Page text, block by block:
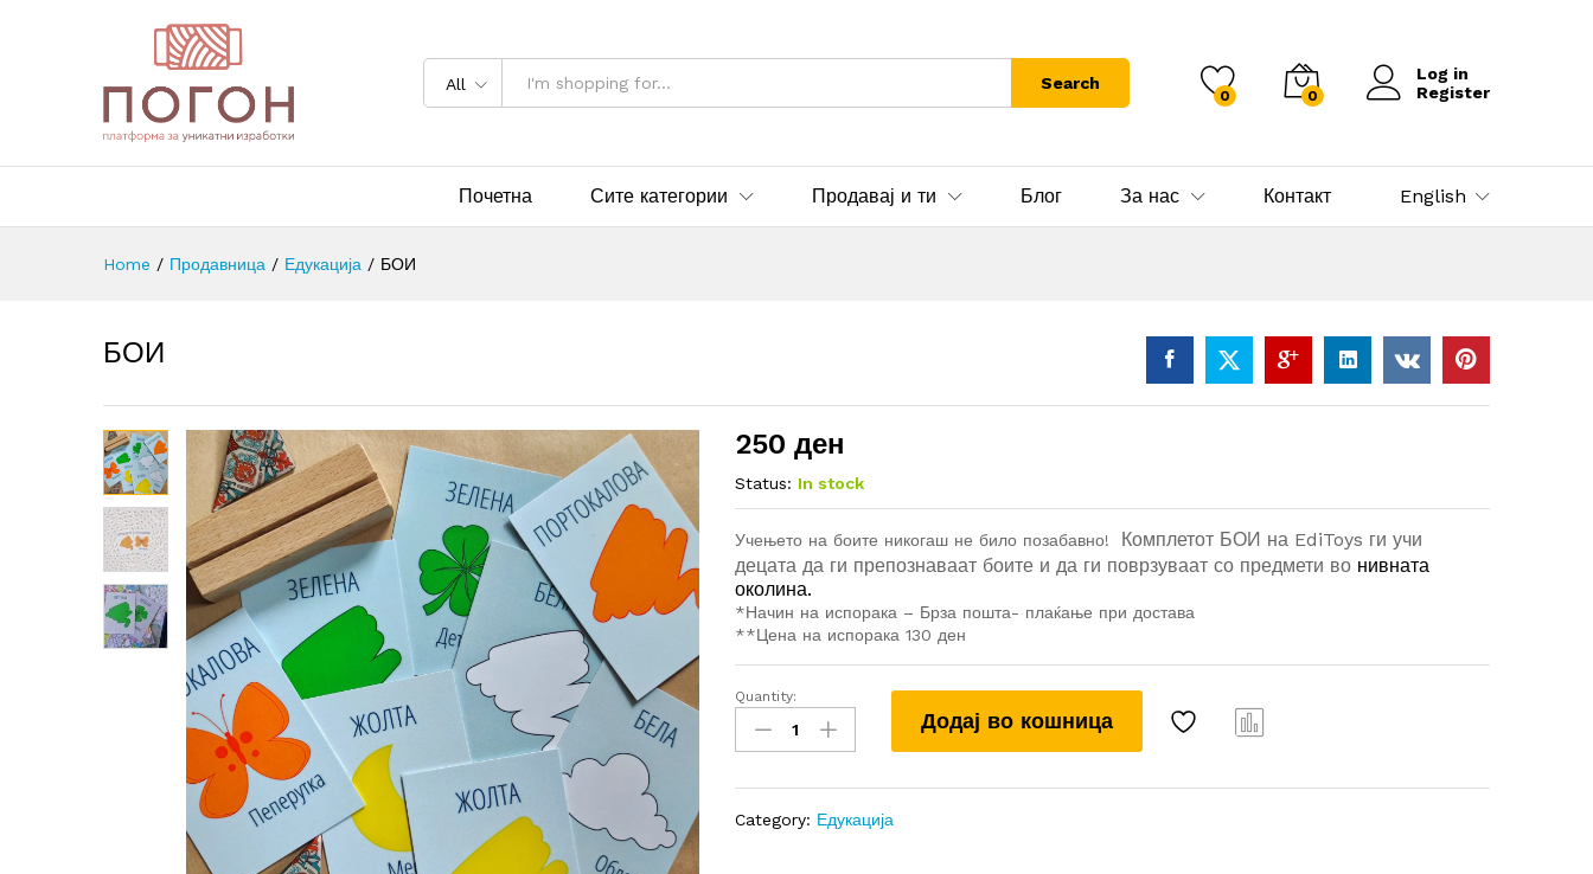
All Search
0 0
Log in
Register
Почетна Сите категории Продавај и ти Блог За нас Контакт English
Home / Продавница / Едукација / БОИ
БОИ
250ден
Status: In stock
Учењето на боите никогаш не било позабавно!
Комплетот БОИ на EdiToys ги учи
децата да ги препознаваат боите и да ги поврзуваат со предмети во нивната
околина.
*Начин на испорака – Брза пошта- плаќање при достава
**Цена на испорака 130 ден
БОИ
quantity
Quantity:
Додај во кошница
Category: Едукација